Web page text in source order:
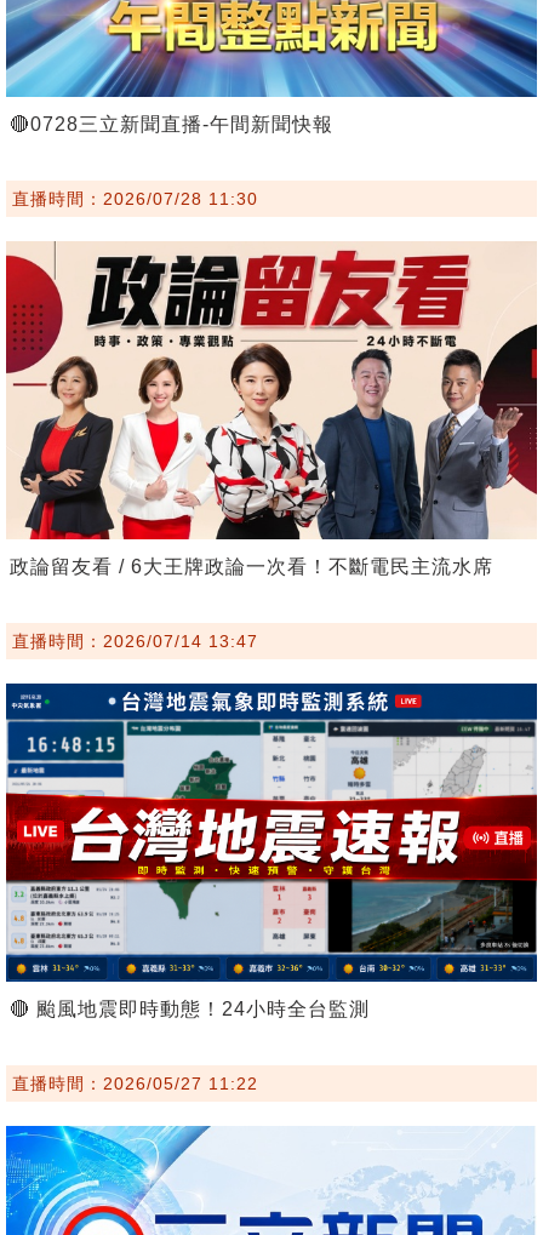
🔴0728三立新聞直播-午間新聞快報
直播時間：2026/07/28 11:30
政論留友看 / 6大王牌政論一次看！不斷電民主流水席
直播時間：2026/07/14 13:47
🔴 颱風地震即時動態！24小時全台監測
直播時間：2026/05/27 11:22